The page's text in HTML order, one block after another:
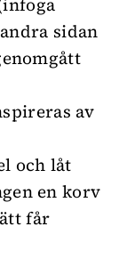
sidan
av
och låt
en korv
får